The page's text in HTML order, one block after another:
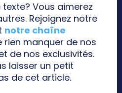
Vous aimerez
Rejoignez notre
notre chaîne
rien manquer de nos
de nos exclusivités.
laisser un petit
de cet article.